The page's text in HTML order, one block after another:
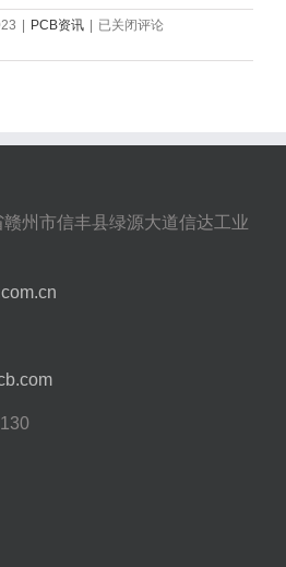
PCB资讯
PCB
制
子
已关闭评论
州市信丰县绿源大道信达工业